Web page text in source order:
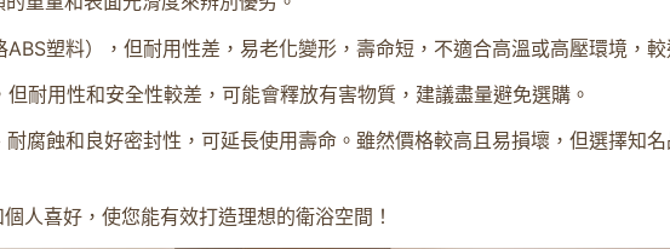
塑料），但耐用性差，易老化變形，壽命短，不適合高溫或高壓環境，較
耐用性和安全性較差，可能會釋放有害物質，建議盡量避免選購。
腐蝕和良好密封性，可延長使用壽命。雖然價格較高且易損壞，但選擇知
人喜好，使您能有效打造理想的衛浴空間！